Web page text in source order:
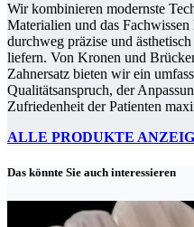
Wir kombinieren modernste
Materialien und das
durchweg präzise und
liefern. Von Kronen und
Zahnersatz bieten wir ein
Qualitätsanspruch, der
Zufriedenheit der Patienten
ALLE PRODUKTE
Das könnte Sie auch interessieren